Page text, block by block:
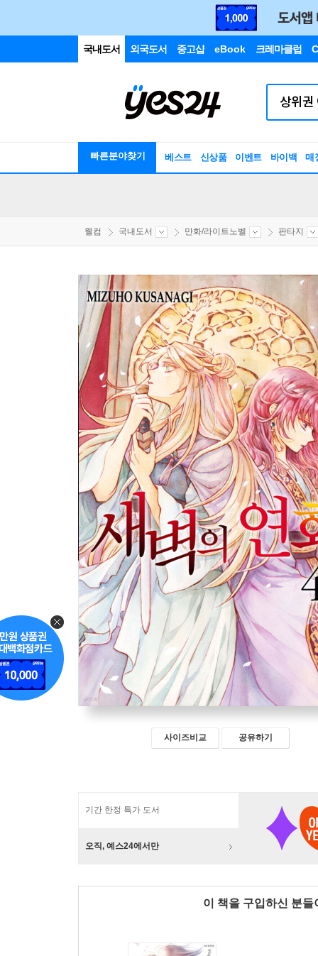
국내도서 외국도서 중고샵 eBook 크레마클럽
빠른분야찾기 베스트 신상품 이벤트 바이백 매
웰컴 국내도서 만화/라이트노벨 판타지
사이즈비교 공유하기
기간 한정 특가 도서
오직, 예스24에서만
이 책을 구입하신 분